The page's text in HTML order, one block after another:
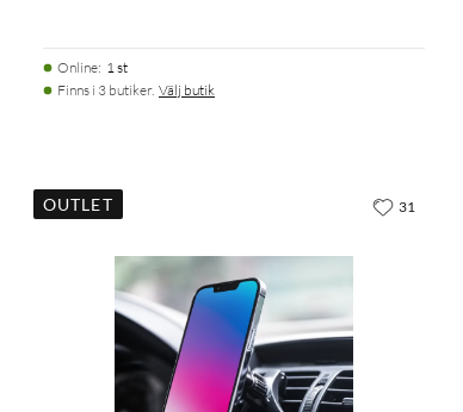
Online: 1 st
Finns i 3 butiker. Välj butik
OUTLET 31